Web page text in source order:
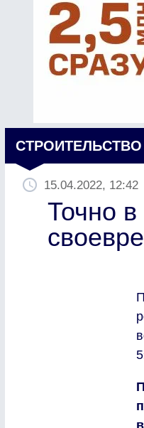
СТРОИТЕЛЬСТВО
15.04.2022, 12:42
Точно